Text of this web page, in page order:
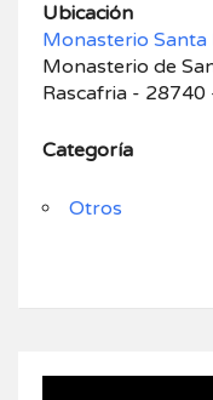
Ubicación
Monasterio Santa
Monasterio de
Rascafria - 28740
Categoría
Otros